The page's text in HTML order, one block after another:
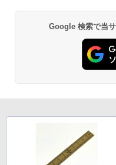
Google 検索で当